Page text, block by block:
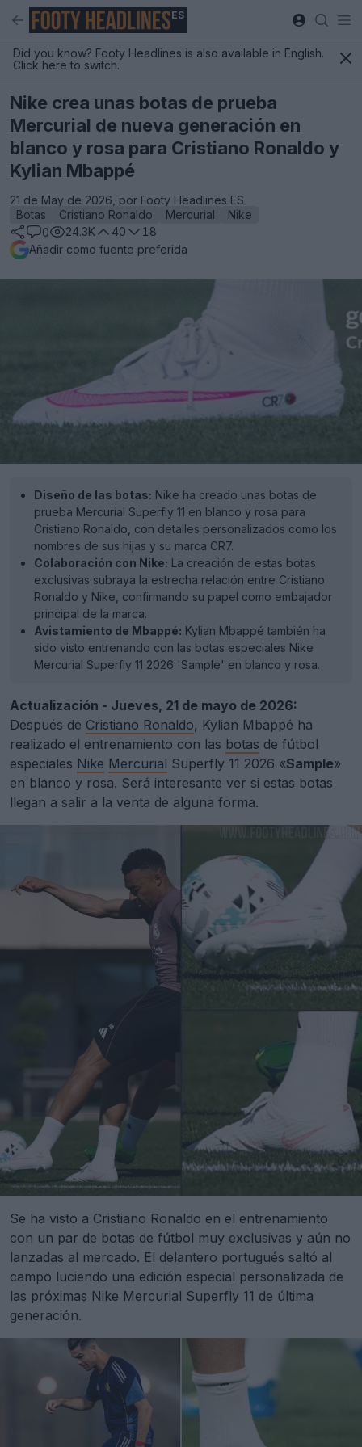
ES
Did you know? Footy Headlines is also available in English.
Click here to switch.
Nike crea unas botas de prueba
Mercurial de nueva generación en
blanco y rosa para Cristiano Ronaldo y
Kylian Mbappé
21 de May de 2026, por Footy Headlines ES
Botas
Cristiano Ronaldo Mercurial
Nike
0
24.3K 40
18
Añadir como fuente preferida
Diseño de las botas: Nike ha creado unas botas de
prueba Mercurial Superfly 11 en blanco y rosa para
Cristiano Ronaldo, con detalles personalizados como los
nombres de sus hijas y su marca CR7.
Colaboración con Nike: La creación de estas botas
exclusivas subraya la estrecha relación entre Cristiano
Ronaldo y Nike, confirmando su papel como embajador
principal de la marca.
Avistamiento de Mbappé: Kylian Mbappé también ha
sido visto entrenando con las botas especiales Nike
Mercurial Superfly 11 2026 'Sample' en blanco y rosa.
Actualización - Jueves, 21 de mayo de 2026:
Después de Cristiano Ronaldo, Kylian Mbappé ha
realizado el entrenamiento con las botas de fútbol
especiales Nike Mercurial Superfly 11 2026 «Sample»
en blanco y rosa. Será interesante ver si estas botas
llegan a salir a la venta de alguna forma.
Se ha visto a Cristiano Ronaldo en el entrenamiento
con un par de botas de fútbol muy exclusivas y aún no
lanzadas al mercado. El delantero portugués saltó al
campo luciendo una edición especial personalizada de
las próximas Nike Mercurial Superfly 11 de última
generación.